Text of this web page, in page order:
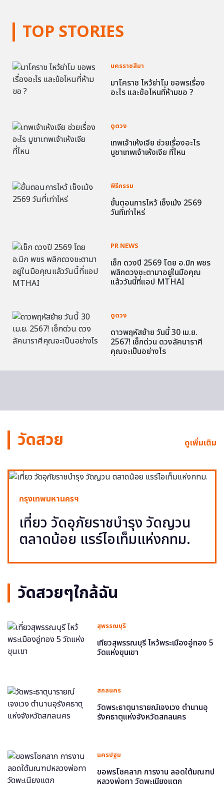
TOP STORIES
นครราชสีมา
มาโคราช ไหว้ย่าโม ขอพรเรื่อง
อะไร และข้อไหนที่ห้ามขอ ?
ดูดวง
เทพเจ้าเห้งเจีย ช่วยเรื่องอะไร
บูชาเทพเจ้าเห้งเจีย ที่ไหน
พิธีกรรม
ขั้นตอนการไหว้ เช็งเม้ง 2569
วันที่เท่าไหร่
PR NEWS
เช็ก ดวงปี 2569 โดย อ.มิก พชร
พลิกดวงชะตามาอยู่ในมือคุณ
แล้ววันนี้ที่แอป MTHAI
ดูดวง
ดาวพฤหัสย้าย วันนี้ 30 เม.ย.
2567! เช็กด่วน ดวงลัคนาราศี
คุณจะเป็นอย่างไร
วัดสวย ดูเพิ่มเติม
กรุงเทพมหานครฯ
เที่ยว วัดอุภัยราชบำรุง วัดญวน
ตลาดน้อย แรร์ไอเท็มแห่งกทม.
วัดสวยๆใกล้ฉัน
สุพรรณบุรี
เที่ยวสุพรรณบุรี ไหว้พระเมืองอู่ทอง 5
วัดแห่งขุนเขา
สกลนคร
วัดพระธาตุนารายณ์เจงเวง ตำนานอุ
รังคธาตุแห่งจังหวัดสกลนคร
นครปฐม
ขอพรโชคลาภ การงาน ลอดใต้มณฑป
หลวงพ่อทา วัดพะเนียงแตก